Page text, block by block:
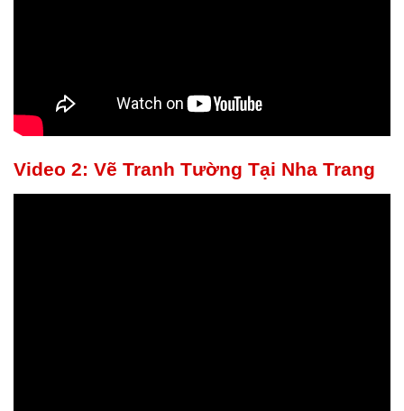
Video 2: Vẽ Tranh Tường Tại Nha Trang